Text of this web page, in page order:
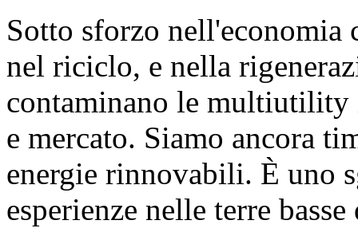
Sotto sforzo
nel riciclo, e nella
contaminano le
e mercato. Siamo ancora
energie rinnovabili. È uno
esperienze nelle terre